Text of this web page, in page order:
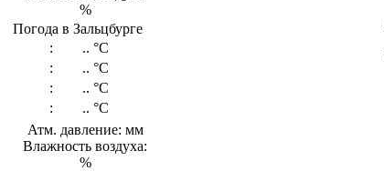
%
Погода в Зальцбурге
:
.. °C
:
.. °C
:
.. °C
:
.. °C
Атм. давление: мм
Влажность воздуха:
%